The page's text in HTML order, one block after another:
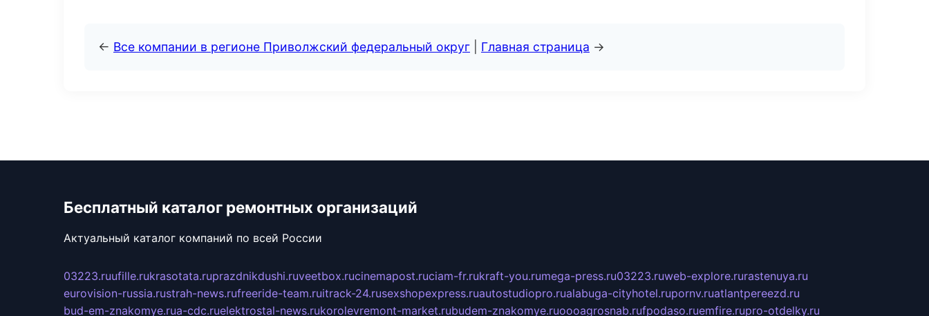
← Все компании в регионе Приволжский федеральный округ Главная страница →
Бесплатный каталог ремонтных организаций
Актуальный каталог компаний по всей России
03223.ruufille.rukrasotata.ruprazdnikdushi.ruveetbox.rucinemapost.ruciam-fr.rukraft-you.rumega-press.ru03223.ruweb-explore.rurastenuya.ru
eurovision-russia.rustrah-news.rufreeride-team.ruitrack-24.rusexshopexpress.ruautostudiopro.rualabuga-cityhotel.rupornv.ruatlantpereezd.ru
bud-em-znakomye.rua-cdc.ruelektrostal-news.rukorolevremont-market.rubudem-znakomye.ruoooagrosnab.rufpodaso.ruemfire.rupro-otdelky.ru